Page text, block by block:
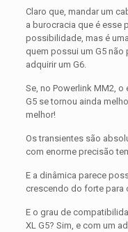
Claro que, mandar um
a burocracia que é esse
possibilidade, mas é
quem possui um G5
adquirir um G6.
Se, no Powerlink MM2,
G5 se tornou ainda
melhor!
Os transientes são
com enorme precisão
E a dinâmica parece
crescendo do forte para
E o grau de
XL G5? Sim, e com um